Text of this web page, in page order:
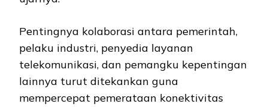
Pentingnya kolaborasi antara pemerintah,
pelaku industri, penyedia layanan
telekomunikasi, dan pemangku kepentingan
lainnya turut ditekankan guna
mempercepat pemerataan konektivitas